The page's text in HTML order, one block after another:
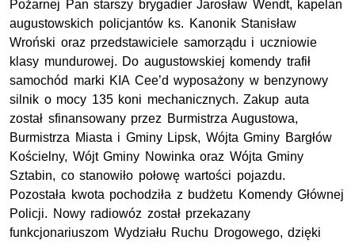
Pożarnej Pan starszy brygadier Jarosław Wendt, kapelan
augustowskich policjantów ks. Kanonik Stanisław
Wroński oraz przedstawiciele samorządu i uczniowie
klasy mundurowej. Do augustowskiej komendy trafił
samochód marki KIA Cee’d wyposażony w benzynowy
silnik o mocy 135 koni mechanicznych. Zakup auta
został sfinansowany przez Burmistrza Augustowa,
Burmistrza Miasta i Gminy Lipsk, Wójta Gminy Bargłów
Kościelny, Wójt Gminy Nowinka oraz Wójta Gminy
Sztabin, co stanowiło połowę wartości pojazdu.
Pozostała kwota pochodziła z budżetu Komendy Głównej
Policji. Nowy radiowóz został przekazany
funkcjonariuszom Wydziału Ruchu Drogowego, dzięki